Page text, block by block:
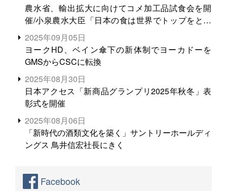
農水省、輸出拡大に向けてコメ加工品試食会を開
催/小泉農水大臣「日本の食は世界でトップをとれ
る。米増産に向けて、米輸出需要の拡大を」
2025年09月05日
ヨークHD、ベイン傘下の新体制でヨーカドーを
GMSからCSCに転換
2025年08月30日
日本アクセス「新商品グランプリ2025年秋冬」表
彰式を開催
2025年08月06日
「新時代の酒類文化を築く」サントリーホールディ
ングス 鳥井信宏社長にきく
Facebook